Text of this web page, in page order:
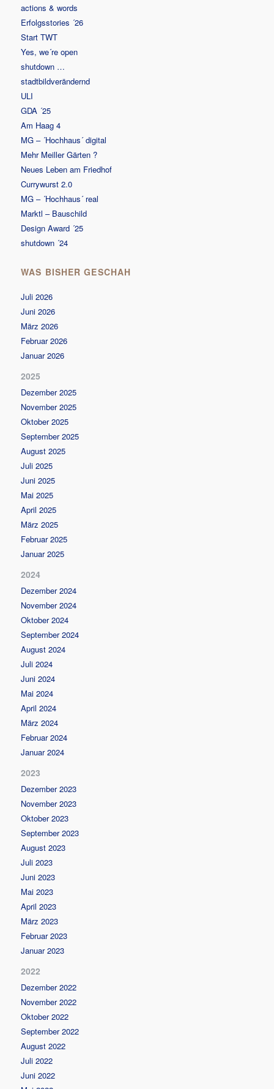
actions & words
Erfolgsstories ´26
Start TWT
Yes, we´re open
shutdown …
stadtbildverändernd
ULI
GDA ´25
Am Haag 4
MG – ´Hochhaus´ digital
Mehr Meiller Gärten ?
Neues Leben am Friedhof
Currywurst 2.0
MG – ´Hochhaus´ real
Marktl – Bauschild
Design Award ´25
shutdown ´24
WAS BISHER GESCHAH
Juli 2026
Juni 2026
März 2026
Februar 2026
Januar 2026
2025
Dezember 2025
November 2025
Oktober 2025
September 2025
August 2025
Juli 2025
Juni 2025
Mai 2025
April 2025
März 2025
Februar 2025
Januar 2025
2024
Dezember 2024
November 2024
Oktober 2024
September 2024
August 2024
Juli 2024
Juni 2024
Mai 2024
April 2024
März 2024
Februar 2024
Januar 2024
2023
Dezember 2023
November 2023
Oktober 2023
September 2023
August 2023
Juli 2023
Juni 2023
Mai 2023
April 2023
März 2023
Februar 2023
Januar 2023
2022
Dezember 2022
November 2022
Oktober 2022
September 2022
August 2022
Juli 2022
Juni 2022